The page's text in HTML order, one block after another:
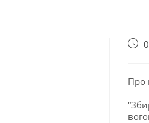
Про